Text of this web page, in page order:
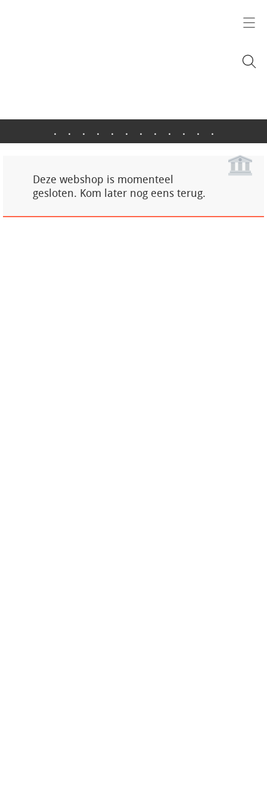
. . . . . . . . . . . .
Deze webshop is momenteel
gesloten. Kom later nog eens terug.